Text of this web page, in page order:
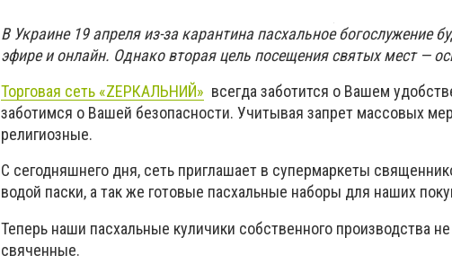
В Украине 19 апреля из-за карантина пасхальное богослужение
эфире и онлайн. Однако вторая цель посещения святых мест —
Торговая сеть «ZЕРКАЛЬНИЙ» всегда заботится о Вашем
заботимся о Вашей безопасности. Учитывая запрет массовых
религиозные.
С сегодняшнего дня, сеть приглашает в супермаркеты
водой паски, а так же готовые пасхальные наборы для наших
Теперь наши пасхальные куличики собственного производства
свяченные.